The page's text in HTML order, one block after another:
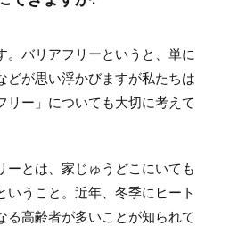
。バリアフリーというと、単に
どが思い浮かびますが私たちは
リー」についても大切に考えて
ーとは、家じゅうどこにいても
いうこと。近年、冬季にヒート
る高齢者が多いことが知られて